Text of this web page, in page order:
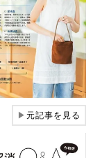
▶元記事を見る